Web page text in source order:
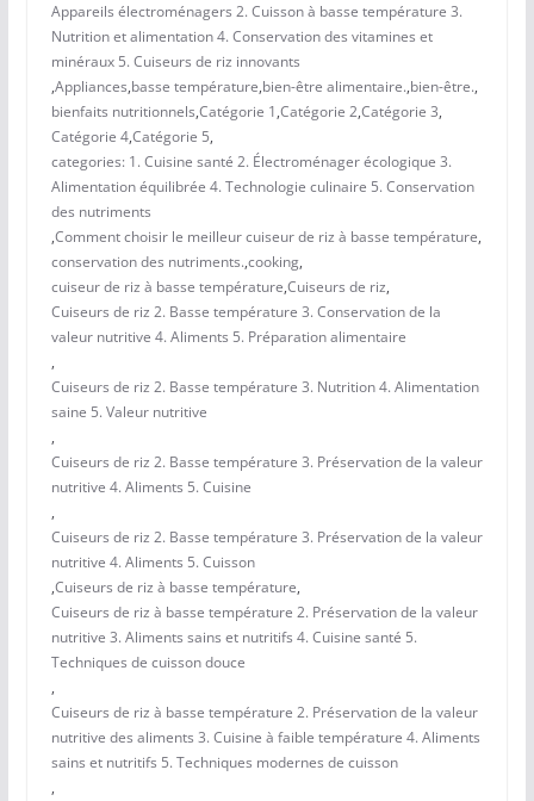
Appareils électroménagers 2. Cuisson à basse température 3.
Nutrition et alimentation 4. Conservation des vitamines et
minéraux 5. Cuiseurs de riz innovants
,Appliances,basse température,bien-être alimentaire.,bien-être.,
bienfaits nutritionnels,Catégorie 1,Catégorie 2,Catégorie 3,
Catégorie 4,Catégorie 5,
categories: 1. Cuisine santé 2. Électroménager écologique 3.
Alimentation équilibrée 4. Technologie culinaire 5. Conservation
des nutriments
,Comment choisir le meilleur cuiseur de riz à basse température,
conservation des nutriments.,cooking,
cuiseur de riz à basse température,Cuiseurs de riz,
Cuiseurs de riz 2. Basse température 3. Conservation de la
valeur nutritive 4. Aliments 5. Préparation alimentaire
,
Cuiseurs de riz 2. Basse température 3. Nutrition 4. Alimentation
saine 5. Valeur nutritive
,
Cuiseurs de riz 2. Basse température 3. Préservation de la valeur
nutritive 4. Aliments 5. Cuisine
,
Cuiseurs de riz 2. Basse température 3. Préservation de la valeur
nutritive 4. Aliments 5. Cuisson
,Cuiseurs de riz à basse température,
Cuiseurs de riz à basse température 2. Préservation de la valeur
nutritive 3. Aliments sains et nutritifs 4. Cuisine santé 5.
Techniques de cuisson douce
,
Cuiseurs de riz à basse température 2. Préservation de la valeur
nutritive des aliments 3. Cuisine à faible température 4. Aliments
sains et nutritifs 5. Techniques modernes de cuisson
,